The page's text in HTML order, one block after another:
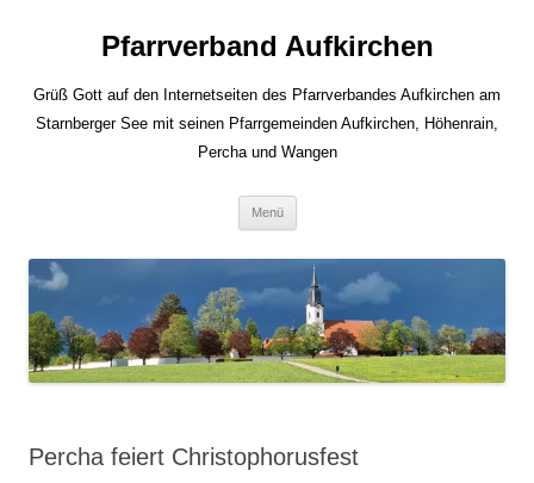
Pfarrverband Aufkirchen
Grüß Gott auf den Internetseiten des Pfarrverbandes Aufkirchen am
Starnberger See mit seinen Pfarrgemeinden Aufkirchen, Höhenrain,
Percha und Wangen
Menü
Percha feiert Christophorusfest